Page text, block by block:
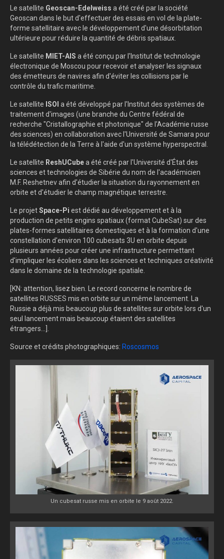
Le satellite Geoscan-Edelweiss a été créé par la société
Geoscan dans le but d'effectuer des essais en vol de la plate-
forme satellitaire avec le développement d'une désorbitation
ultérieure pour réduire la quantité de débris spatiaux.
Le satellite MIET-AIS a été conçu par l'Institut de technologie
électronique de Moscou pour recevoir et analyser les signaux
des émetteurs de navires afin d'éviter les collisions par le
contrôle du trafic maritime.
Le satellite ISOI a été développé par l'Institut des systèmes de
traitement d'images (une branche du Centre fédéral de
recherche "Cristallographie et photonique" de l'Académie russe
des sciences) en collaboration avec l'Université de Samara pour
la télédétection de la Terre à l'aide d'un système hyperspectral.
Le satellite ReshUCubea été créé par l'Université d'État des
sciences et technologies de Sibérie du nom de l'académicien
M.F. Reshetnev afin d'étudier la situation du rayonnement en
orbite et d'étudier le champ magnétique terrestre.
Le projetSpace-Pi est dédié au développement et à la
production de petits engins spatiaux (format CubeSat) sur des
plates-formes satellitaires domestiques et à la formation d'une
constellation d'environ 100 cubesats 3U en orbite depuis
plusieurs années pour créer une infrastructure permettant
d'impliquer les écoliers dans les sciences et techniques créativité
dans le domaine de la technologie spatiale.
[KN: attention, lisez bien. Le record concerne le nombre de
satellites RUSSES mis en orbite sur un même lancement. La
Russie a déjà mis beaucoup plus de satellites sur orbite lors d'un
seul lancement mais beaucoup étaient des satellites
étrangers...].
Source et crédits photographiques: Roscosmos
Un cubesat russe mis en orbite le 9 août 2022.